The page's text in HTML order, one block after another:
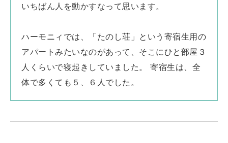
いちばん人を動かすなって思います。
ハーモニィでは、「たのし荘」という寄宿生用の
アパートみたいなのがあって、そこにひと部屋３
人くらいで寝起きしていました。
寄宿生は、全
体で多くても５、６人でした。